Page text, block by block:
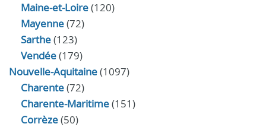
Maine-et-Loire(120)
Mayenne(72)
Sarthe(123)
Vendée(179)
Nouvelle-Aquitaine(1097)
Charente(72)
Charente-Maritime(151)
Corrèze(50)